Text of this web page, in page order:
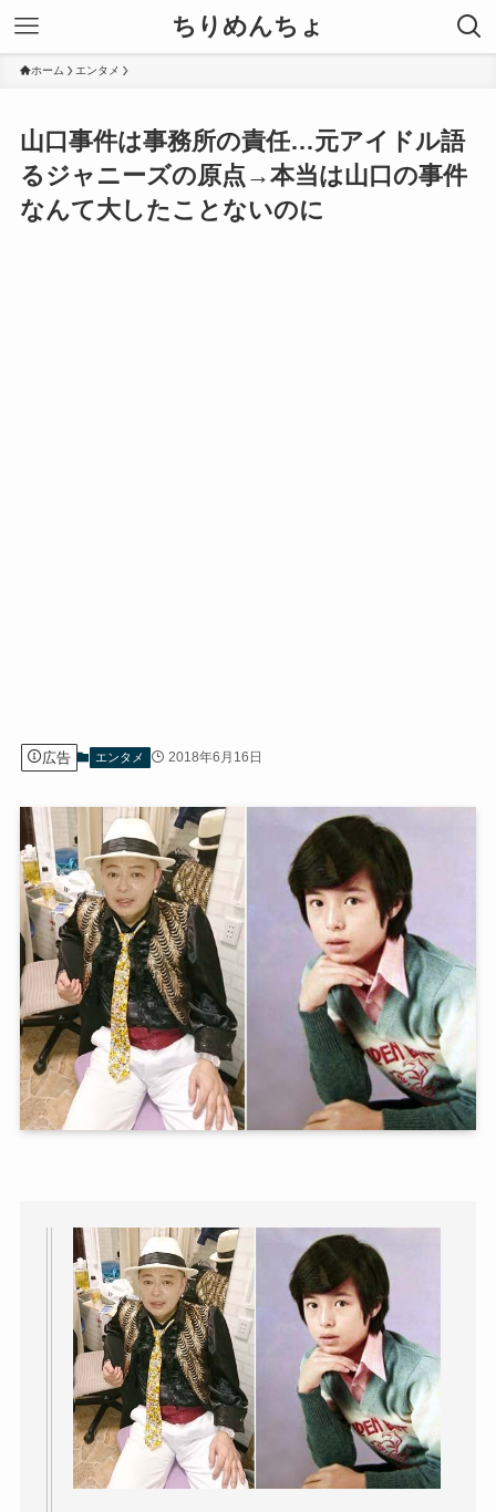
ちりめんちょ
ホーム エンタメ
山口事件は事務所の責任…元アイドル語
るジャニーズの原点→本当は山口の事件
なんて大したことないのに
広告 エンタメ 2018年6月16日